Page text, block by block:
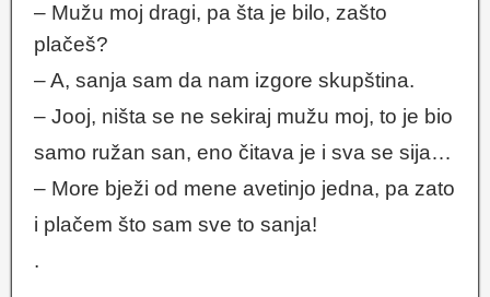
– Mužu moj dragi, pa šta je bilo, zašto
plačeš?
– A, sanja sam da nam izgore skupština.
– Jooj, ništa se ne sekiraj mužu moj, to je bio
samo ružan san, eno čitava je i sva se sija…
– More bježi od mene avetinjo jedna, pa zato
i plačem što sam sve to sanja!
.